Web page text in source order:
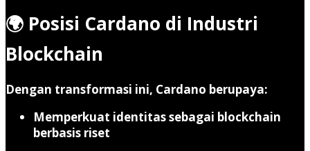
🌍 Posisi Cardano di Industri
Blockchain
Dengan transformasi ini, Cardano berupaya:
Memperkuat identitas sebagai blockchain
berbasis riset